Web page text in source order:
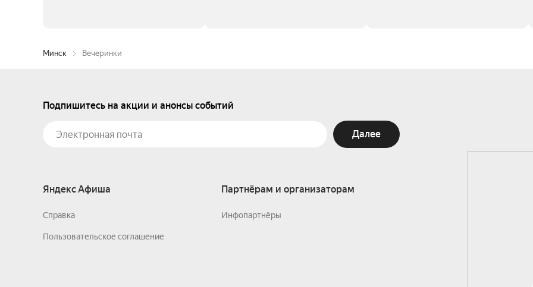
Минск Вечеринки
Подпишитесь на акции и анонсы событий
Далее
Яндекс Афиша
Справка
Пользовательское соглашение
Партнёрам и организаторам
Инфопартнёры